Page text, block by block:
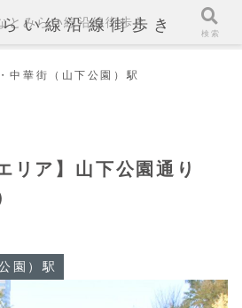
い線沿線街歩き
中華街（山下公園）駅
リア】山下公園通り
園）駅
とみらい線沿線街歩き
検索